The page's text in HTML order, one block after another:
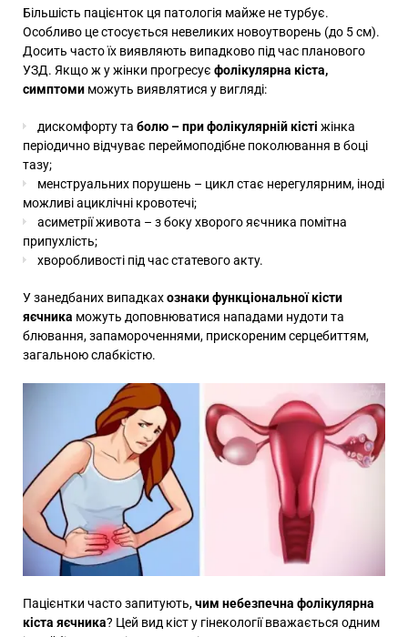
Більшість пацієнток ця патологія майже не турбує.
Особливо це стосується невеликих новоутворень (до 5 см).
Досить часто їх виявляють випадково під час планового
УЗД. Якщо ж у жінки прогресує фолікулярна кіста,
симптоми можуть виявлятися у вигляді:
дискомфорту та болю – при фолікулярній кісті жінка
періодично відчуває переймоподібне поколювання в боці
тазу;
менструальних порушень – цикл стає нерегулярним, іноді
можливі ациклічні кровотечі;
асиметрії живота – з боку хворого яєчника помітна
припухлість;
хворобливості під час статевого акту.
У занедбаних випадкахознаки функціональної кісти
яєчника можуть доповнюватися нападами нудоти та
блювання, запамороченнями, прискореним серцебиттям,
загальною слабкістю.
Пацієнтки часто запитують,чим небезпечна фолікулярна
кіста яєчника? Цей вид кіст у гінекології вважається одним